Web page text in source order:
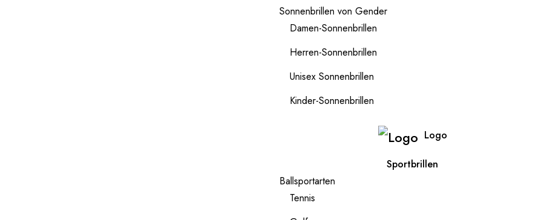
Sonnenbrillen von Gender
Damen-Sonnenbrillen
Herren-Sonnenbrillen
Unisex Sonnenbrillen
Kinder-Sonnenbrillen
Logo
Sportbrillen
Ballsportarten
Tennis